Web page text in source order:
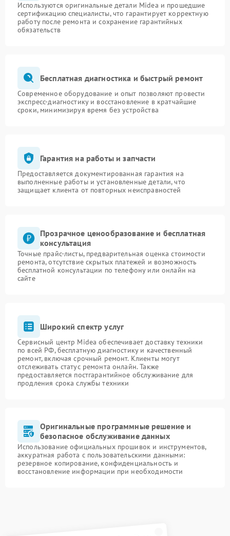
Используются оригинальные детали Midea и прошедшие
сертификацию специалисты, что гарантирует корректную
работу после ремонта и сохранение гарантийных
обязательств
Бесплатная диагностика и быстрый ремонт
Современное оборудование и опыт позволяют провести
экспресс-диагностику и восстановление в кратчайшие
сроки, минимизируя время без устройства
Гарантия на работы и запчасти
Предоставляется документированная гарантия на
выполненные работы и установленные детали, что
защищает клиента от повторных неисправностей
Прозрачное ценообразование и бесплатная
консультация
Точные прайс-листы, предварительная оценка стоимости
ремонта, отсутствие скрытых платежей и возможность
бесплатной консультации по телефону или онлайн на
сайте
Широкий спектр услуг
Сервисный центр Midea обеспечивает доставку техники
по всей РФ, бесплатную диагностику и качественный
ремонт, включая срочный ремонт. Клиенты могут
отслеживать статус ремонта онлайн. Также
предоставляется постгарантийное обслуживание для
продления срока службы техники
Оригинальные программные решение и
безопасное обслуживание данных
Использование официальных прошивок и инструментов,
аккуратная работа с пользовательскими данными:
резервное копирование, конфиденциальность и
восстановление информации при необходимости